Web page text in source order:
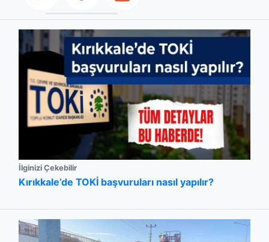
İlginizi Çekebilir
Kırıkkale’de TOKİ başvuruları nasıl yapılır?